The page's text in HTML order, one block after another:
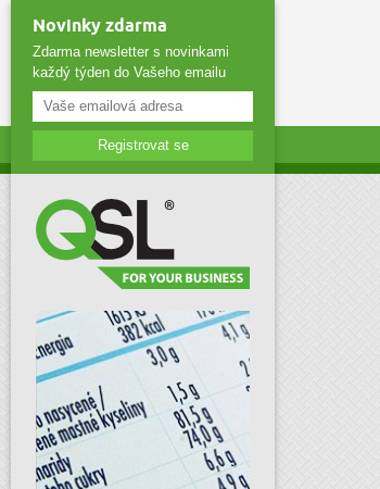
Novinky zdarma
Zdarma newsletter s novinkami
každý týden do Vašeho emailu
Registrovat se